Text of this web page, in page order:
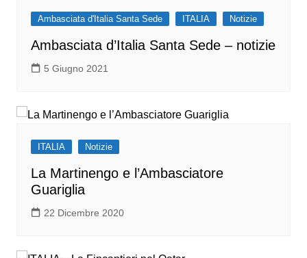
Ambasciata d'Italia Santa Sede ITALIA Notizie
Ambasciata d’Italia Santa Sede – notizie
5 Giugno 2021
ITALIA Notizie
La Martinengo e l’Ambasciatore
Guariglia
22 Dicembre 2020